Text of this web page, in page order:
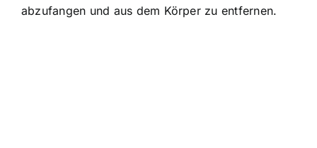
abzufangen und aus dem Körper zu entfernen.